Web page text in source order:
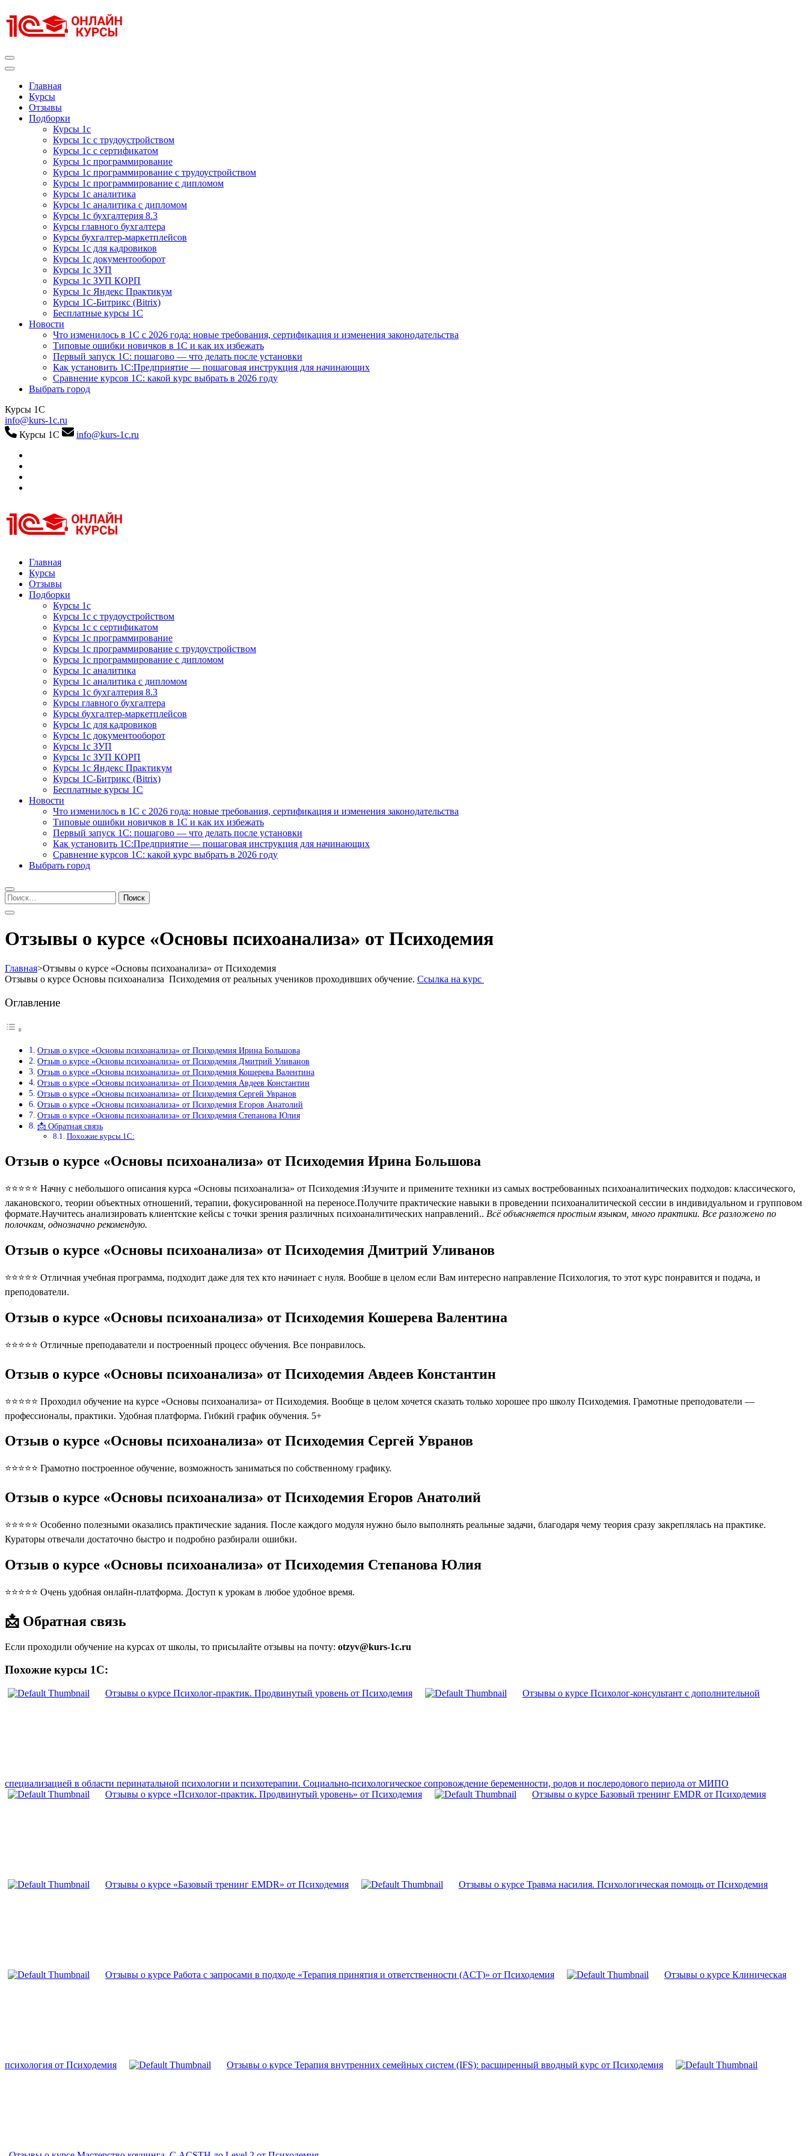
к
содержимому
Главная
Курсы
Отзывы
Подборки
Курсы 1с
Курсы 1с с трудоустройством
Курсы 1с с сертификатом
Курсы 1с программирование
Курсы 1с программирование с трудоустройством
Курсы 1с программирование с дипломом
Курсы 1с аналитика
Курсы 1с аналитика с дипломом
Курсы 1с бухгалтерия 8.3
Курсы главного бухгалтера
Курсы бухгалтер-маркетплейсов
Курсы 1с для кадровиков
Курсы 1с документооборот
Курсы 1с ЗУП
Курсы 1с ЗУП КОРП
Курсы 1с Яндекс Практикум
Курсы 1С-Битрикс (Bitrix)
Бесплатные курсы 1С
Новости
Что изменилось в 1С с 2026 года: новые требования, сертификация и изменения законодательства
Типовые ошибки новичков в 1С и как их избежать
Первый запуск 1С: пошагово — что делать после установки
Как установить 1С:Предприятие — пошаговая инструкция для начинающих
Сравнение курсов 1С: какой курс выбрать в 2026 году
Выбрать город
Курсы 1С
info@kurs-1c.ru
Курсы 1С
info@kurs-1c.ru
Курсы 1С
Курсы 1С официальная сертификация
Главная
Курсы
Отзывы
Подборки
Курсы 1с
Курсы 1с с трудоустройством
Курсы 1с с сертификатом
Курсы 1с программирование
Курсы 1с программирование с трудоустройством
Курсы 1с программирование с дипломом
Курсы 1с аналитика
Курсы 1с аналитика с дипломом
Курсы 1с бухгалтерия 8.3
Курсы главного бухгалтера
Курсы бухгалтер-маркетплейсов
Курсы 1с для кадровиков
Курсы 1с документооборот
Курсы 1с ЗУП
Курсы 1с ЗУП КОРП
Курсы 1с Яндекс Практикум
Курсы 1С-Битрикс (Bitrix)
Бесплатные курсы 1С
Новости
Что изменилось в 1С с 2026 года: новые требования, сертификация и изменения законодательства
Типовые ошибки новичков в 1С и как их избежать
Первый запуск 1С: пошагово — что делать после установки
Как установить 1С:Предприятие — пошаговая инструкция для начинающих
Сравнение курсов 1С: какой курс выбрать в 2026 году
Выбрать город
Найти:
Отзывы о курсе «Основы психоанализа» от Психодемия
Главная>Отзывы о курсе «Основы психоанализа» от Психодемия
Отзывы о курсе Основы психоанализа Психодемия от реальных учеников проходивших обучение. Ссылка на курс
Оглавление
Отзыв о курсе «Основы психоанализа» от Психодемия Ирина Большова
Отзыв о курсе «Основы психоанализа» от Психодемия Дмитрий Уливанов
Отзыв о курсе «Основы психоанализа» от Психодемия Кошерева Валентина
Отзыв о курсе «Основы психоанализа» от Психодемия Авдеев Константин
Отзыв о курсе «Основы психоанализа» от Психодемия Сергей Увранов
Отзыв о курсе «Основы психоанализа» от Психодемия Егоров Анатолий
Отзыв о курсе «Основы психоанализа» от Психодемия Степанова Юлия
📩 Обратная связь
Похожие курсы 1С:
Отзыв о курсе «Основы психоанализа» от Психодемия Ирина Большова
⭐⭐⭐⭐⭐ Начну с небольшого описания курса «Основы психоанализа» от Психодемия :Изучите и примените техники из самых востребованных психоаналитических подходов: классического,
лакановского, теории объектных отношений, терапии, фокусированной на переносе.Получите практические навыки в проведении психоаналитической сессии в индивидуальном и групповом
формате.Научитесь анализировать клиентские кейсы с точки зрения различных психоаналитических направлений.. Всё объясняется простым языком, много практики. Все разложено по
полочкам, однозначно рекомендую.
Отзыв о курсе «Основы психоанализа» от Психодемия Дмитрий Уливанов
⭐⭐⭐⭐⭐ Отличная учебная программа, подходит даже для тех кто начинает с нуля. Вообше в целом если Вам интересно направление Психология, то этот курс понравится и подача, и
преподователи.
Отзыв о курсе «Основы психоанализа» от Психодемия Кошерева Валентина
⭐⭐⭐⭐⭐ Отличные преподаватели и построенный процесс обучения. Все понравилось.
Отзыв о курсе «Основы психоанализа» от Психодемия Авдеев Константин
⭐⭐⭐⭐⭐ Проходил обучение на курсе «Основы психоанализа» от Психодемия. Вообще в целом хочется сказать только хорошее про школу Психодемия. Грамотные преподователи —
профессионалы, практики. Удобная платформа. Гибкий график обучения. 5+
Отзыв о курсе «Основы психоанализа» от Психодемия Сергей Увранов
⭐⭐⭐⭐⭐ Грамотно построенное обучение, возможность заниматься по собственному графику.
Отзыв о курсе «Основы психоанализа» от Психодемия Егоров Анатолий
⭐⭐⭐⭐⭐ Особенно полезными оказались практические задания. После каждого модуля нужно было выполнять реальные задачи, благодаря чему теория сразу закреплялась на практике.
Кураторы отвечали достаточно быстро и подробно разбирали ошибки.
Отзыв о курсе «Основы психоанализа» от Психодемия Степанова Юлия
⭐⭐⭐⭐⭐ Очень удобная онлайн-платформа. Доступ к урокам в любое удобное время.
📩 Обратная связь
Если проходили обучение на курсах от школы, то присылайте отзывы на почту: otzyv@kurs-1c.ru
Похожие курсы 1С:
Отзывы о курсе Психолог-практик. Продвинутый уровень от Психодемия Отзывы о курсе Психолог-консультант с дополнительной
специализацией в области перинатальной психологии и психотерапии. Социально-психологическое сопровождение беременности, родов и послеродового периода от МИПО
Отзывы о курсе «Психолог-практик. Продвинутый уровень» от Психодемия
Отзывы о курсе Базовый тренинг EMDR от Психодемия
Отзывы о курсе «Базовый тренинг EMDR» от Психодемия Отзывы о курсе Травма насилия. Психологическая помощь от Психодемия
Отзывы о курсе Работа с запросами в подходе «Терапия принятия и ответственности (ACT)» от Психодемия Отзывы о курсе Клиническая
психология от Психодемия Отзывы о курсе Терапия внутренних семейных систем (IFS): расширенный вводный курс от Психодемия